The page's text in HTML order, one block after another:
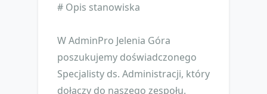
# Opis stanowiska
W AdminPro Jelenia Góra
poszukujemy doświadczonego
Specjalisty ds. Administracji, który
dołączy do naszego zespołu.